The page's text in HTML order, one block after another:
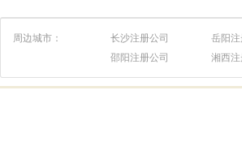
周边城市： 长沙注册公司 岳阳注
邵阳注册公司
湘西注